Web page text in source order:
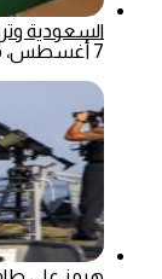
السعودية
7 أغسطس، 2026